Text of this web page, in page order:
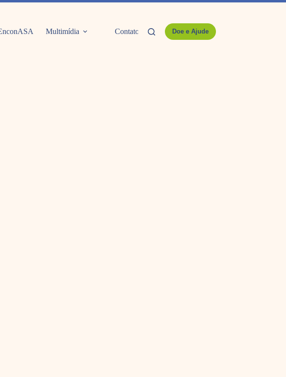
Multimídia Contato Doe e Ajude